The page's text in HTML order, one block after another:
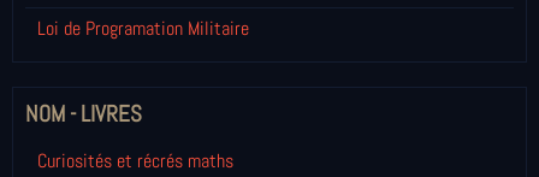
Loi de Programation Militaire
NOM - LIVRES
Curiosités et récrés maths